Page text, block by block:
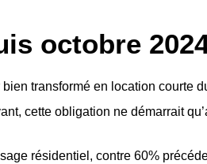
octobre
transformé en location courte
cette obligation ne démarrait
résidentiel, contre 60%